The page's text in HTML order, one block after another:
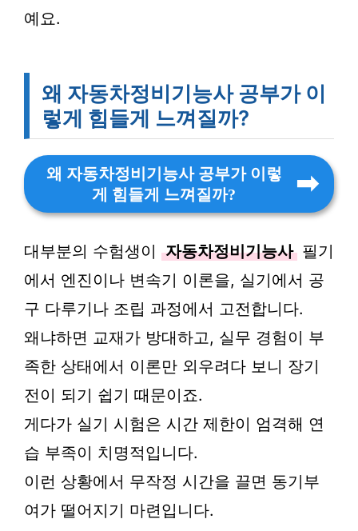
예요.
왜 자동차정비기능사 공부가 이
렇게 힘들게 느껴질까?
왜 자동차정비기능사 공부가 이렇
게 힘들게 느껴질까?
대부분의 수험생이 자동차정비기능사 필기
에서 엔진이나 변속기 이론을, 실기에서 공
구 다루기나 조립 과정에서 고전합니다.
왜냐하면 교재가 방대하고, 실무 경험이 부
족한 상태에서 이론만 외우려다 보니 장기
전이 되기 쉽기 때문이죠.
게다가 실기 시험은 시간 제한이 엄격해 연
습 부족이 치명적입니다.
이런 상황에서 무작정 시간을 끌면 동기부
여가 떨어지기 마련입니다.